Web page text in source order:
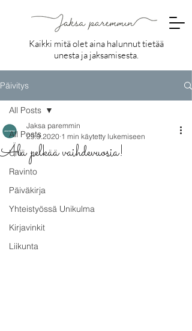
Kaikki mitä olet aina halunnut tietää
unesta ja jaksamisesta.
Päivitys
All Posts
Uni
Ravinto
Päiväkirja
Yhteistyössä Unikulma
Kirjavinkit
Liikunta
All Posts
Älä pelkää vaihdevuosia!
Jaksa paremmin
29.9.2020 1 min käytetty lukemiseen